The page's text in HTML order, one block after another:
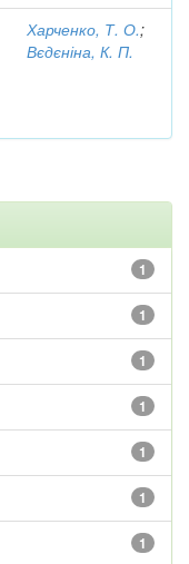
Харченко, Т. О.;
Вєдєніна, К. П.
1
1
1
1
1
1
1